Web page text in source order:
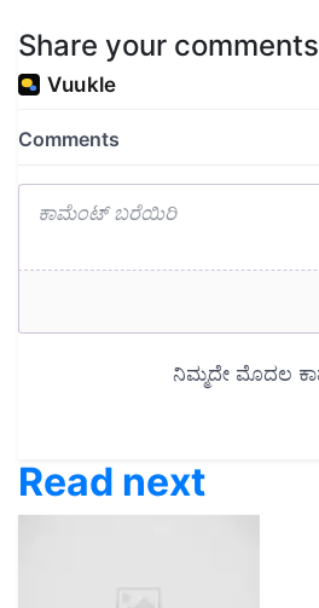
Share your comments
Read next